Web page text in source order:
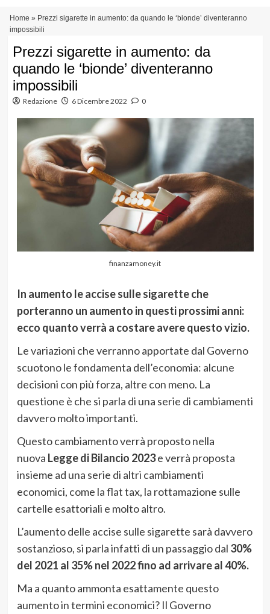
contenuto
principale
Home » Prezzi sigarette in aumento: da quando le ‘bionde’ diventeranno
impossibili
Prezzi sigarette in aumento: da
quando le ‘bionde’ diventeranno
impossibili
Redazione 6 Dicembre 2022 0
finanzamoney.it
In aumento le accise sulle sigarette che
porteranno un aumento in questi prossimi anni:
ecco quanto verrà a costare avere questo vizio.
Le variazioni che verranno apportate dal Governo
scuotono le fondamenta dell’economia: alcune
decisioni con più forza, altre con meno. La
questione è che si parla di una serie di cambiamenti
davvero molto importanti.
Questo cambiamento verrà proposto nella
nuova Legge di Bilancio 2023e verrà proposta
insieme ad una serie di altri cambiamenti
economici, come la flat tax, la rottamazione sulle
cartelle esattoriali e molto altro.
L’aumento delle accise sulle sigarette sarà davvero
sostanzioso, si parla infatti di un passaggio dal 30%
del 2021 al 35% nel 2022 fino ad arrivare al 40%.
Ma a quanto ammonta esattamente questo
aumento in termini economici? Il Governo